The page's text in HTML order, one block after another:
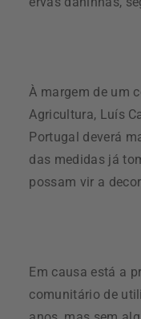
À margem de um
Agricultura, Luís
Portugal deverá
das medidas já
possam vir a
Em causa está a
comunitário de